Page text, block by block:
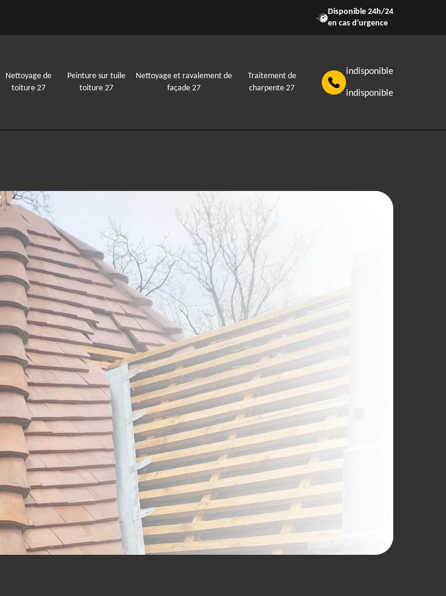
Disponible 24h/24
en cas d'urgence
Nettoyage de
toiture 27
Peinture sur tuile
toiture 27
Nettoyage et ravalement de
façade 27
Traitement de
charpente 27
indisponible
indisponible